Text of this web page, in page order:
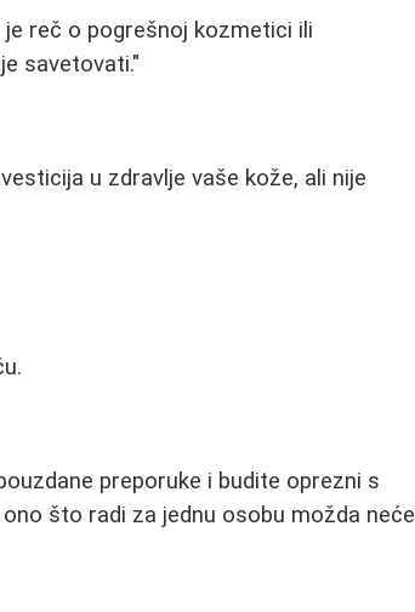
reč o pogrešnoj kozmetici ili
savetovati."
u zdravlje vaše kože, ali nije
preporuke i budite oprezni s
što radi za jednu osobu možda neće